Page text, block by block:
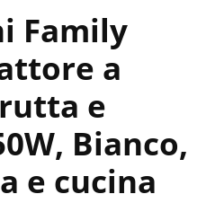
Family
a
e
Bianco,
e cucina